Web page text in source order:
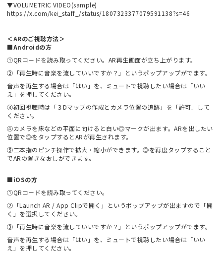
▼VOLUMETRIC VIDEO(sample)
https://x.com/kei_staff_/status/1807323377079591138?s=46
＜ARのご視聴方法＞
■Androidの方
①QRコードを読み取ってください。AR再生画面が立ち上がります。
②「再生時に音楽を流していいですか？」というポップアップがでます。
音声を再生する場合は「はい」を、ミュートで視聴したい場合は「いい
え」を押してください。
③初回視聴時は「３Dマップの作成とカメラ位置の追跡」を「許可」して
ください。
④カメラを床などの平面に向けると白い◎マークが出ます。ARを出したい
位置で◎をタップするとARが再生されます。
⑤二本指のピンチ操作で拡大・縮小ができます。◎を再度タップすること
でARの置きなおしができます。
■iOSの方
①QRコードを読み取ってください。
②「Launch AR / App Clipで開く」というポップアップが出ますので「開
く」を選択してください。
③「再生時に音楽を流していいですか？」というポップアップがでます。
音声を再生する場合は「はい」を、ミュートで視聴したい場合は「いい
え」を押してください。